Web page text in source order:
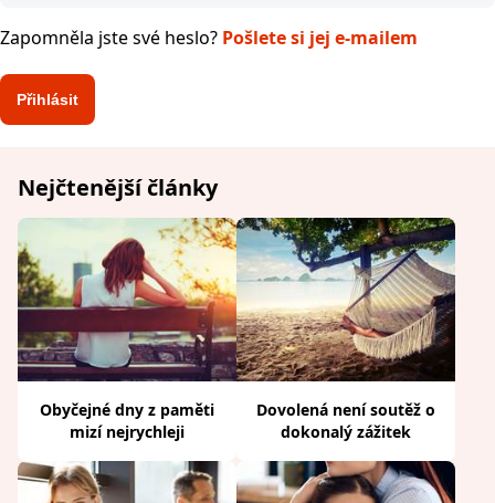
Zapomněla jste své heslo? Pošlete si jej e-mailem
Nejčtenější články
Obyčejné dny z paměti
mizí nejrychleji
Dovolená není soutěž o
dokonalý zážitek